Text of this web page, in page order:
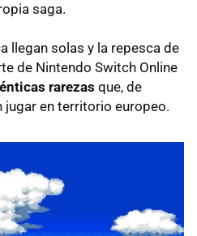
saga.
llegan solas y la repesca de
de Nintendo Switch Online
rarezas que, de
jugar en territorio europeo.